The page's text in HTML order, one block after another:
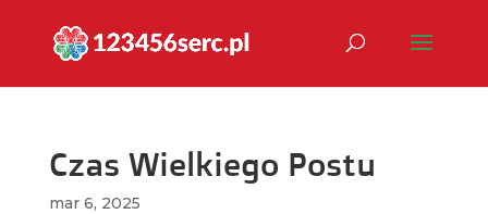
Czas Wielkiego Postu
mar 6, 2025